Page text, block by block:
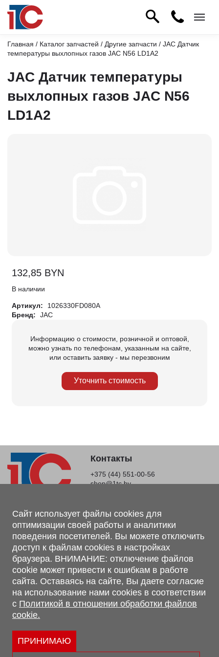
Главная / Каталог запчастей / Другие запчасти / JAC Датчик
температуры выхлопных газов JAC N56 LD1A2
JAC Датчик температуры
выхлопных газов JAC N56
LD1A2
132,85 BYN
В наличии
Артикул:
1026330FD080A
Бренд:
JAC
Информацию о стоимости, розничной и оптовой,
можно узнать по телефонам, указанным на сайте,
или оставить заявку - мы перезвоним
Уточнить стоимость
Контакты
+375 (44) 551-00-56
shop@1tc.by
Магазин, склад
г. Минск, Минский р-н, п. Привольный, ул. Мира, 20А,
223062
г. Брест, ул. Лейтенанта Рябцева, 108 В, 224701
Обращаем Ваше внимание, что вся предоставленная на сайте
информация, касающаяся комплектаций, технических
характеристик, цветовых сочетаний, а также стоимости и
сервисного обслуживания носит информационный характер и
не является публичной офертой, определяемой п.2 ст.407
Гражданского кодекса Республики Беларусь.
Политика обработки персональных данных
Политикой в отношении обработки файлов cookie.
Сайт использует файлы cookies для
оптимизации своей работы и аналитики
поведения посетителей. Вы можете отключить
доступ к файлам cookies в настройках
браузера. ВНИМАНИЕ: отключение файлов
cookie может привести к ошибкам в работе
сайта. Оставаясь на сайте, Вы даете согласие
на использование нами cookies в соответствии
с Политикой в отношении обработки файлов
cookie.
ПРИНИМАЮ